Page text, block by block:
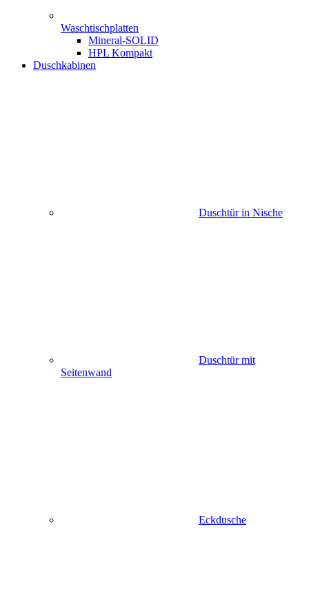
Waschtischplatten
Mineral-SOLID
HPL Kompakt
Duschkabinen
Duschtür in Nische
Duschtür mit
Seitenwand
Eckdusche